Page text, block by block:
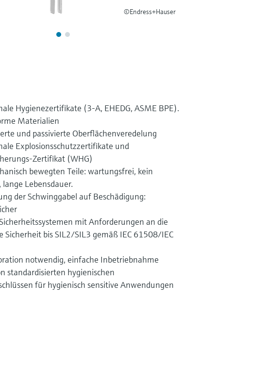
©Endress+Hauser
Hygienezertifikate (3-A, EHEDG, ASME BPE).
Materialien
und passivierte Oberflächenveredelung
Explosionsschutzzertifikate und
Zertifikat (WHG)
bewegten Teile: wartungsfrei, kein
lange Lebensdauer.
der Schwinggabel auf Beschädigung:
mit Anforderungen an die
Sicherheit bis SIL2/SIL3 gemäß IEC 61508/IEC
notwendig, einfache Inbetriebnahme
standardisierten hygienischen
für hygienisch sensitive Anwendungen